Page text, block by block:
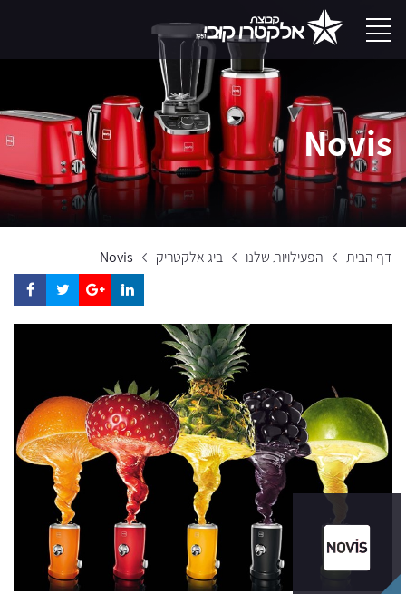
Novis
דף הבית הפעילויות שלנו ביג אלקטריק Novis